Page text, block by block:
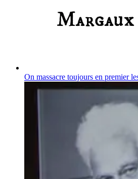
On massacre toujours en premier